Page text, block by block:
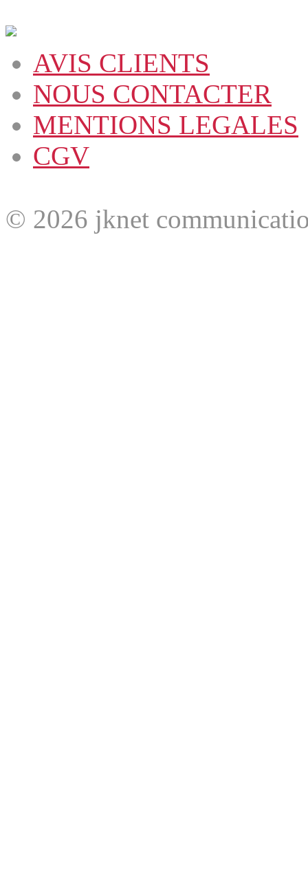
AVIS CLIENTS
NOUS CONTACTER
MENTIONS LEGALES
CGV
© 2026 jknet